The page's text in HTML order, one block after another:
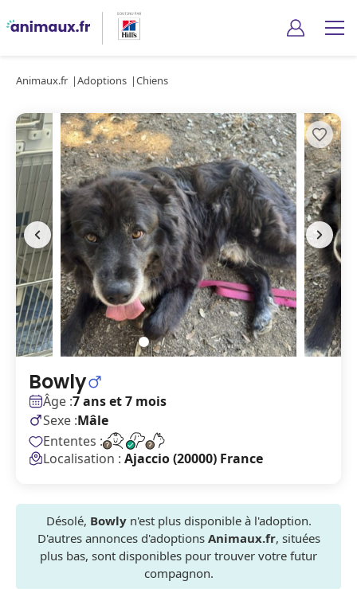
Animaux.fr Adoptions Chiens
Bowly
Âge :7 ans et 7 mois
Sexe :Mâle
Ententes :
Localisation : Ajaccio (20000) France
Désolé, Bowlyn'est plus disponible à l'adoption.
D'autres annonces d'adoptions Animaux.fr, situées
plus bas, sont disponibles pour trouver votre futur
compagnon.